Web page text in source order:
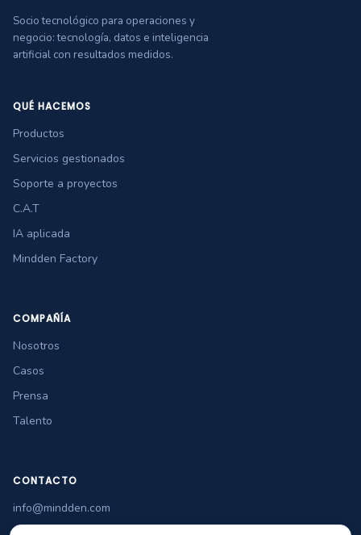
Socio tecnológico para operaciones y
negocio: tecnología, datos e inteligencia
artificial con resultados medidos.
QUÉ HACEMOS
Productos
Servicios gestionados
Soporte a proyectos
C.A.T
IA aplicada
Mindden Factory
COMPAÑÍA
Nosotros
Casos
Prensa
Talento
CONTACTO
info@mindden.com